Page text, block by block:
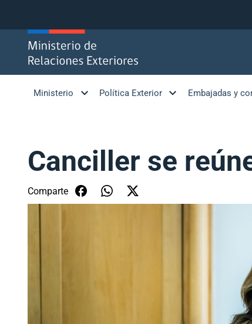
Ministerio Política Exterior Embajadas y
Canciller se
Comparte